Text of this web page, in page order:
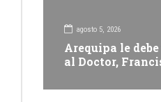
agosto 5, 2026
Arequipa le
al Doctor,